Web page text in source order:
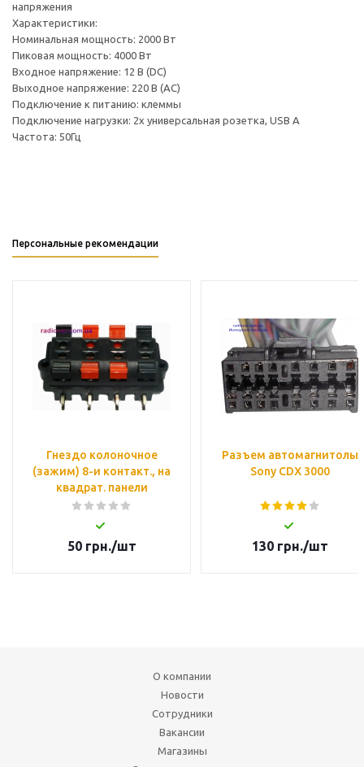
напряжения
Характеристики:
Номинальная мощность: 2000 Вт
Пиковая мощность: 4000 Вт
Входное напряжение: 12 В (DC)
Выходное напряжение: 220 В (АС)
Подключение к питанию: клеммы
Подключение нагрузки: 2х универсальная розетка, USB A
Частота: 50Гц
Персональные рекомендации
Гнездо колоночное
(зажим) 8-и контакт., на
квадрат. панели
50грн./шт
Разъем автомагнитолы
Sony CDX 3000
130 грн./шт
О компании
Новости
Сотрудники
Вакансии
Магазины